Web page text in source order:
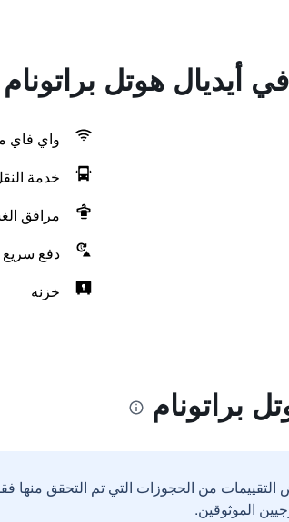
أيديال هوتل براتونام
واي فاي
خدمة
مرافق
دفع سريع
خزنه
براتونام
من الحجوزات التي تم التحقق منها